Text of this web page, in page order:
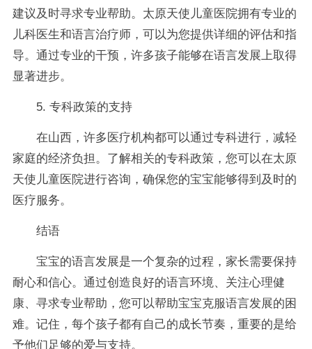
建议及时寻求专业帮助。太原天使儿童医院拥有专业的
儿科医生和语言治疗师，可以为您提供详细的评估和指
导。通过专业的干预，许多孩子能够在语言发展上取得
显著进步。
5. 专科政策的支持
在山西，许多医疗机构都可以通过专科进行，减轻
家庭的经济负担。了解相关的专科政策，您可以在太原
天使儿童医院进行咨询，确保您的宝宝能够得到及时的
医疗服务。
结语
宝宝的语言发展是一个复杂的过程，家长需要保持
耐心和信心。通过创造良好的语言环境、关注心理健
康、寻求专业帮助，您可以帮助宝宝克服语言发展的困
难。记住，每个孩子都有自己的成长节奏，重要的是给
予他们足够的爱与支持。